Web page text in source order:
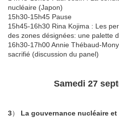
nucléaire (Japon)
15h30-15h45 Pause
15h45-16h30 Rina Kojima : Les
des zones désignées: une palette
16h30-17h00 Annie Thébaud-
sacrifié (discussion du panel)
Samedi 27
3） La gouvernance nucléaire